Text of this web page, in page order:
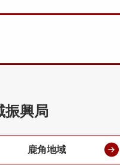
振興局
鹿角地域